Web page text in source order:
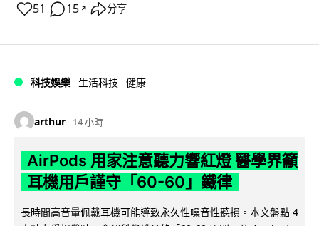
51 15 ↗ 分享
科技娛樂 生活科技 健康
arthur 14 小時
AirPods 用家注意聽力響紅燈 醫學界籲
耳機用戶謹守「60-60」鐵律
長時間高音量佩戴耳機可能導致永久性噪音性聽損。本文盤點 4